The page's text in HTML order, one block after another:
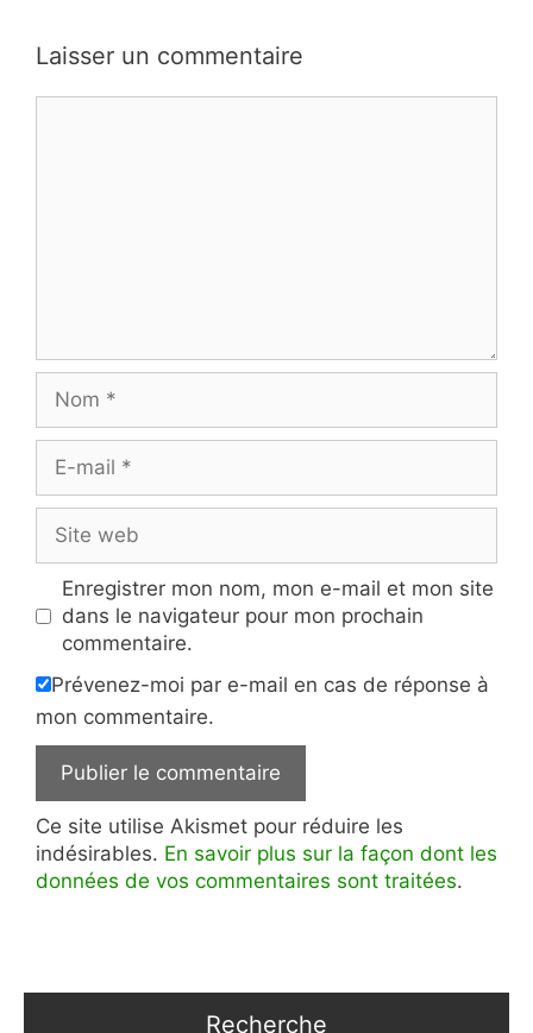
Laisser un commentaire
mail
web
Enregistrer mon nom, mon e-mail et mon site
dans le navigateur pour mon prochain
commentaire.
Prévenez-moi par e-mail en cas de réponse à
mon commentaire.
Ce site utilise Akismet pour réduire les
indésirables. En savoir plus sur la façon dont les
données de vos commentaires sont traitées.
Recherche